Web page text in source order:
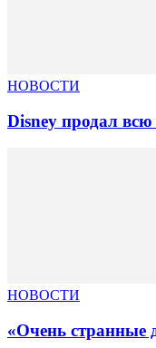
НОВОСТИ
Disney продал
НОВОСТИ
«Очень странные